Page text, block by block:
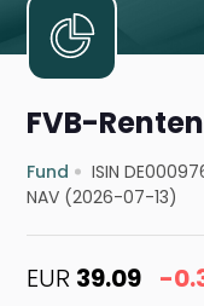
FVB-
Fund ISIN
NAV (2026-07-13)
EUR 39.09 -